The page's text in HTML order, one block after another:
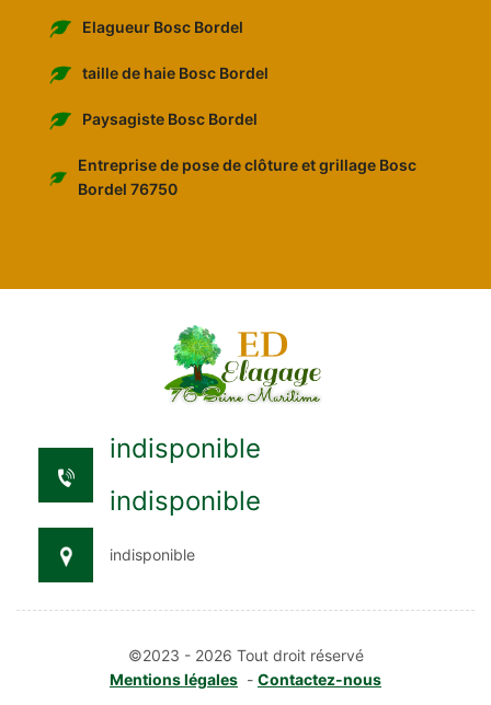
Elagueur Bosc Bordel
taille de haie Bosc Bordel
Paysagiste Bosc Bordel
Entreprise de pose de clôture et grillage Bosc
Bordel 76750
indisponible
indisponible
indisponible
©2023 - 2026 Tout droit réservé
Mentions légales - Contactez-nous